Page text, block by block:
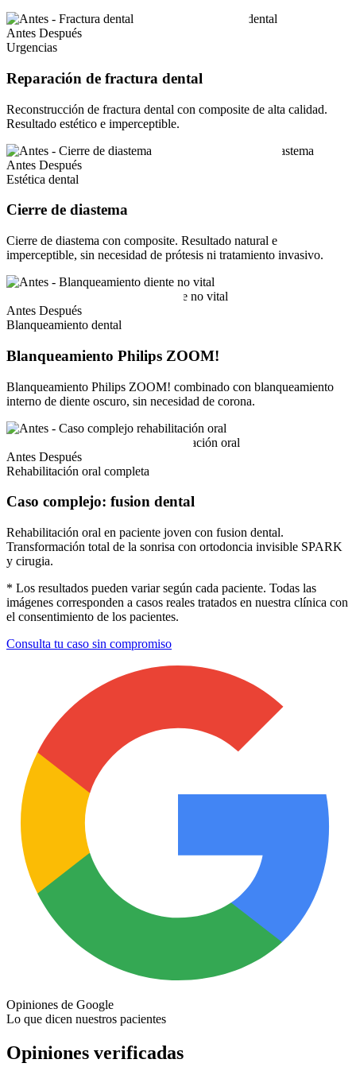
Antes Después
Urgencias
Reparación de fractura dental
Reconstrucción de fractura dental con composite de alta calidad.
Resultado estético e imperceptible.
Antes Después
Estética dental
Cierre de diastema
Cierre de diastema con composite. Resultado natural e
imperceptible, sin necesidad de prótesis ni tratamiento invasivo.
Antes Después
Blanqueamiento dental
Blanqueamiento Philips ZOOM!
Blanqueamiento Philips ZOOM! combinado con blanqueamiento
interno de diente oscuro, sin necesidad de corona.
Antes Después
Rehabilitación oral completa
Caso complejo: fusion dental
Rehabilitación oral en paciente joven con fusion dental.
Transformación total de la sonrisa con ortodoncia invisible SPARK
y cirugia.
* Los resultados pueden variar según cada paciente. Todas las
imágenes corresponden a casos reales tratados en nuestra clínica con
el consentimiento de los pacientes.
Consulta tu caso sin compromiso
Opiniones de Google
Lo que dicen nuestros pacientes
Opiniones verificadas